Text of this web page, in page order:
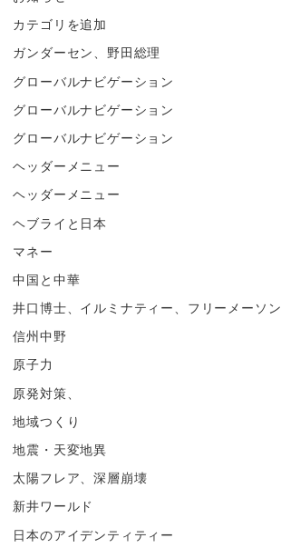
カテゴリを追加
ガンダーセン、野田総理
グローバルナビゲーション
グローバルナビゲーション
グローバルナビゲーション
ヘッダーメニュー
ヘッダーメニュー
ヘブライと日本
マネー
中国と中華
井口博士、イルミナティー、フリーメーソン
信州中野
原子力
原発対策、
地域つくり
地震・天変地異
太陽フレア、深層崩壊
新井ワールド
日本のアイデンティティー